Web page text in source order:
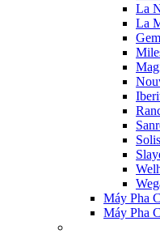
La
La
Solis
Máy Pha
Máy Pha